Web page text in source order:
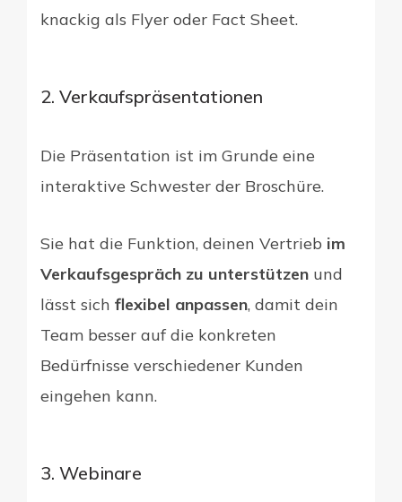
knackig als Flyer oder Fact Sheet.
2. Verkaufspräsentationen
Die Präsentation ist im Grunde eine
interaktive Schwester der Broschüre.
Sie hat die Funktion, deinen Vertrieb im
Verkaufsgespräch zu unterstützen und
lässt sich flexibel anpassen, damit dein
Team besser auf die konkreten
Bedürfnisse verschiedener Kunden
eingehen kann.
3. Webinare